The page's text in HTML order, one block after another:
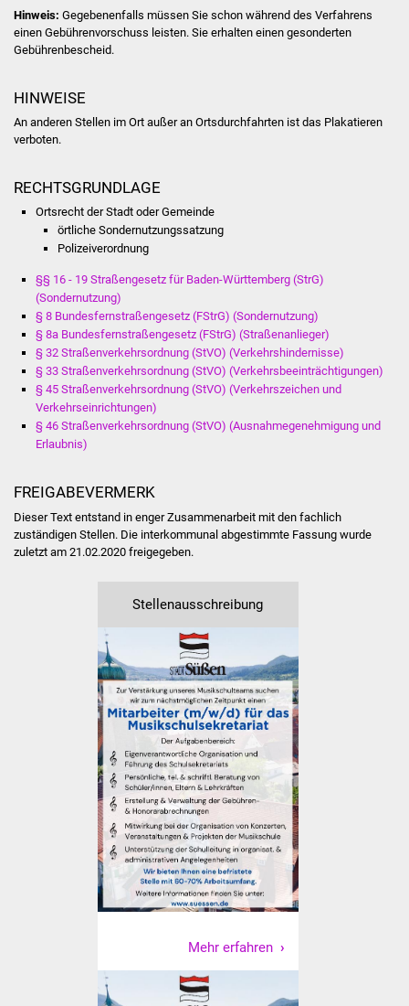
NETZMonitor
Bürgerbus (MOBS)
Abfall und Entsorgung
Kultur & Freizeit
Einrichtungen
Stadtbücherei
Stadtarchiv
Zehntscheuer
Bürgerhaus
Kulturhalle
Vereine und Parteien
Selbsteintrag Vereine
Sportanlagen
Hinweis: Gegebenenfalls müssen Sie schon während des Verfahrens
einen Gebührenvorschuss leisten. Sie erhalten einen gesonderten
Gebührenbescheid.
HINWEISE
An anderen Stellen im Ort außer an Ortsdurchfahrten ist das Plakatieren
verboten.
RECHTSGRUNDLAGE
Ortsrecht der Stadt oder Gemeinde
örtliche Sondernutzungssatzung
Polizeiverordnung
§§ 16 - 19 Straßengesetz für Baden-Württemberg (StrG)
(Sondernutzung)
§ 8 Bundesfernstraßengesetz (FStrG) (Sondernutzung)
§ 8a Bundesfernstraßengesetz (FStrG) (Straßenanlieger)
§ 32 Straßenverkehrsordnung (StVO) (Verkehrshindernisse)
§ 33 Straßenverkehrsordnung (StVO) (Verkehrsbeeinträchtigungen)
§ 45 Straßenverkehrsordnung (StVO) (Verkehrszeichen und
Verkehrseinrichtungen)
§ 46 Straßenverkehrsordnung (StVO) (Ausnahmegenehmigung und
Erlaubnis)
FREIGABEVERMERK
Dieser Text entstand in enger Zusammenarbeit mit den fachlich
zuständigen Stellen. Die interkommunal abgestimmte Fassung wurde
zuletzt am 21.02.2020 freigegeben.
Stellenausschreibung
Mehr erfahren